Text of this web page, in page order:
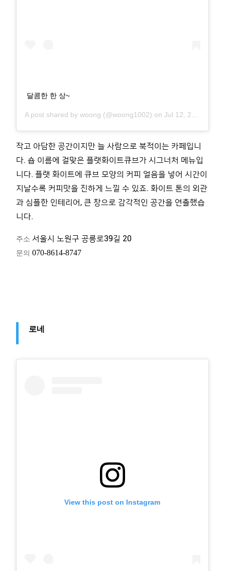
달콤한 한 상~
A post shared bywoong (@woong1002) onJul 12, 2018 at 1:48am PDT
작고 아담한 공간이지만 늘 사람으로 북적이는 카페입니
다.숍 이름에 걸맞은 플랫화이트큐브가 시그너처 메뉴입
니다.플랫 화이트에 큐브 모양의 커피 얼음을 넣어 시간이
지날수록 커피맛을 진하게 느낄 수 있죠.화이트 톤의 외관
과 심플한 인테리어,큰 창으로 감각적인 공간을 연출했습
니다.
주소서울시 노원구 공릉로39길 20
문의070-8614-8747
로네
View this post on Instagram